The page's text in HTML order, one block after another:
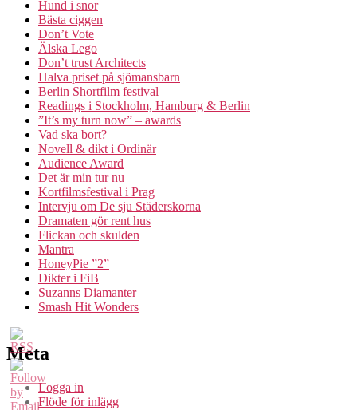
Hund i snor
Bästa ciggen
Don’t Vote
Älska Lego
Don’t trust Architects
Halva priset på sjömansbarn
Berlin Shortfilm festival
Readings i Stockholm, Hamburg & Berlin
”It’s my turn now” – awards
Vad ska bort?
Novell & dikt i Ordinär
Audience Award
Det är min tur nu
Kortfilmsfestival i Prag
Intervju om De sju Städerskorna
Dramaten gör rent hus
Flickan och skulden
Mantra
HoneyPie ”2”
Dikter i FiB
Suzanns Diamanter
Smash Hit Wonders
Meta
Logga in
Flöde för inlägg